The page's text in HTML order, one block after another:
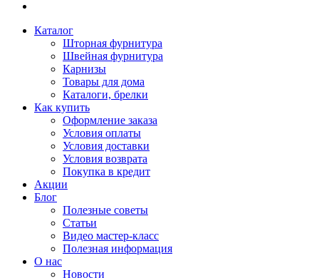
Каталог
Шторная фурнитура
Швейная фурнитура
Карнизы
Товары для дома
Каталоги, брелки
Как купить
Оформление заказа
Условия оплаты
Условия доставки
Условия возврата
Покупка в кредит
Акции
Блог
Полезные советы
Статьи
Видео мастер-класс
Полезная информация
О нас
Новости